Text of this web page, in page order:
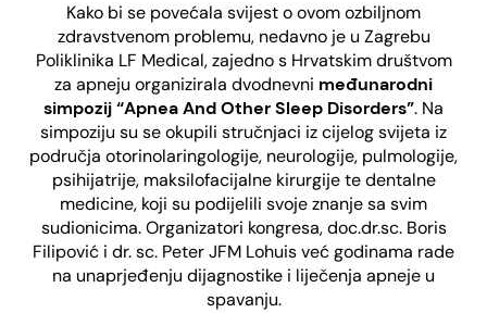
Kako bi se povećala svijest o ovom ozbiljnom
zdravstvenom problemu, nedavno je u Zagrebu
Poliklinika LF Medical, zajedno s Hrvatskim društvom
za apneju organizirala dvodnevni međunarodni
simpozij “Apnea And Other Sleep Disorders”. Na
simpoziju su se okupili stručnjaci iz cijelog svijeta iz
područja otorinolaringologije, neurologije, pulmologije,
psihijatrije, maksilofacijalne kirurgije te dentalne
medicine, koji su podijelili svoje znanje sa svim
sudionicima. Organizatori kongresa, doc.dr.sc. Boris
Filipović i dr. sc. Peter JFM Lohuis već godinama rade
na unaprjeđenju dijagnostike i liječenja apneje u
spavanju.